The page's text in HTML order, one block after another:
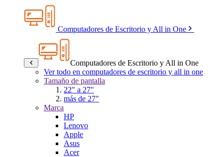
Computadores de Escritorio y All in One
Computadores de Escritorio y All in One
Ver todo en computadores de escritorio y all in one
Tamaño de pantalla
22" a 27"
más de 27"
Marca
HP
Lenovo
Apple
Asus
Acer